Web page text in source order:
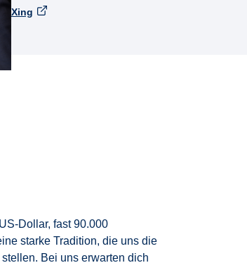
Xing
Dollar, fast 90.000
starke Tradition, die uns die
Bei uns erwarten dich